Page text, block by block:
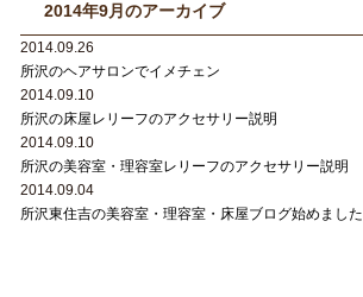
2014年9月のアーカイブ
2014.09.26
所沢のヘアサロンでイメチェン
2014.09.10
所沢の床屋レリーフのアクセサリー説明
2014.09.10
所沢の美容室・理容室レリーフのアクセサリー説明
2014.09.04
所沢東住吉の美容室・理容室・床屋ブログ始めました